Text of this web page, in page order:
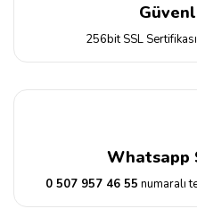
256bit SSL
Whatsapp
0 507 957 46 55 numaralı